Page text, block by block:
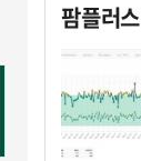
팜플러스